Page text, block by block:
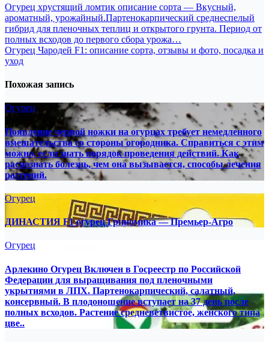
Навигация
по
записям
Огурец хрустящий ломтик описание сорта — Вкусный,
ароматный, урожайный.Партенокарпический среднеспелый
гибрид для пленочных теплиц и открытого грунта. Период от
полных всходов до первого сбора урожа…
Огурец Чародей F1: описание сорта, отзывы и фото, посадка и
уход
Похожая запись
Огурец
Появление черной ножки на огурцах требует немедленного
вмешательства со стороны огородника. Справиться с этим
можно, если знать порядок проведения действий. Как
распознать болезнь, чем она вызывается, способы лечения
растений.
Огурец
ДИНАСТИЯ F1 огурец Гриномика — Премьер-Агро
Огурец
Арлекино Огурец Включен в Госреестр по Российской
Федерации для выращивания под пленочными
укрытиями в ЛПХ. Партенокарпический, салатный,
консервный. В плодоношение вступает на 37 день после
полных всходов. Растение средневетвистое, женского типа
цве..